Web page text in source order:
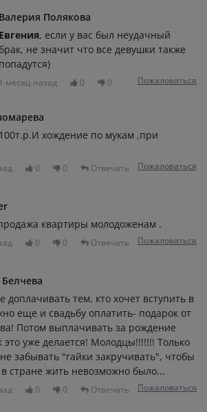
Валерия Полякова
Евгения, если у вас был неудачный
брак, не значит что все девушки также
попадутся)
1 месяц назад 0 0 Пожаловаться
хождение по мукам ,при
0 0 Отвечать Пожаловаться
квартиры молодоженам .
0 0 Отвечать Пожаловаться
доплачивать тем, кто хочет вступить в
еще и свадьбу оплатить- подарок от
Потом выплачивать за рождение
это уже делается! Молодцы!!!!!!! Только
забывать "гайки закручивать", чтобы
стране жить невозможно было...
0 0 Отвечать Пожаловаться